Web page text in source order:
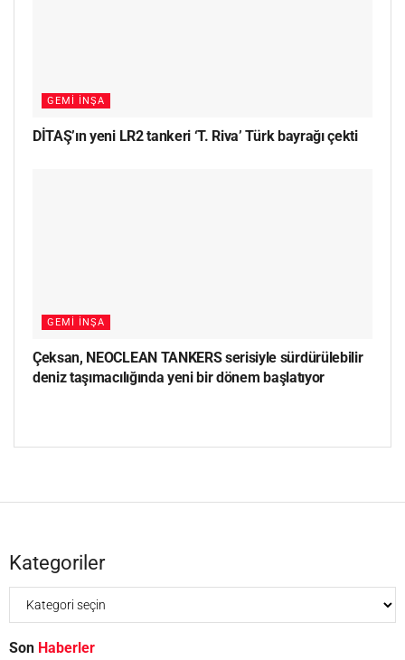
GEMI İNŞA
DİTAŞ’ın yeni LR2 tankeri ‘T. Riva’ Türk bayrağı çekti
GEMI İNŞA
Çeksan, NEOCLEAN TANKERS serisiyle sürdürülebilir
deniz taşımacılığında yeni bir dönem başlatıyor
Kategoriler
Son Haberler